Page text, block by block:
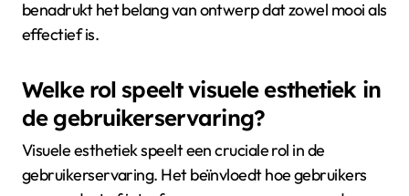
benadrukt het belang van ontwerp dat zowel mooi als
effectief is.
Welke rol speelt visuele esthetiek in
de gebruikerservaring?
Visuele esthetiek speelt een cruciale rol in de
gebruikerservaring. Het beïnvloedt hoe gebruikers